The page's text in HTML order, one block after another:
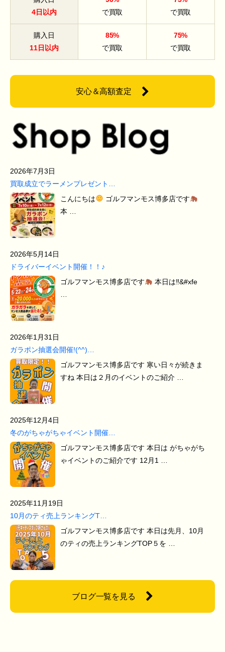
4日以内
で買取
で買取
購入日
11日以内
85%
で買取
75%
で買取
安心＆高額査定
2026年7月3日
買取成立でラーメンプレゼント…
こんにちは
ゴルフマンモス博多店です
本 …
2026年5月14日
ドライバーイベント開催！！♪
ゴルフマンモス博多店です
本日は‼&#xfe
2026年1月31日
ガラポン抽選会開催!(^^)…
ゴルフマンモス博多店です 寒い日々が続きま
すね 本日は２月のイベントのご紹介 …
2025年12月4日
冬のがちゃがちゃイベント開催…
ゴルフマンモス博多店です 本日は がちゃがち
ゃイベントのご紹介です 12月1 …
2025年11月19日
10月のティ売上ランキングT…
ゴルフマンモス博多店です 本日は先月、10月
のティの売上ランキングTOP５を …
ブログ一覧を見る